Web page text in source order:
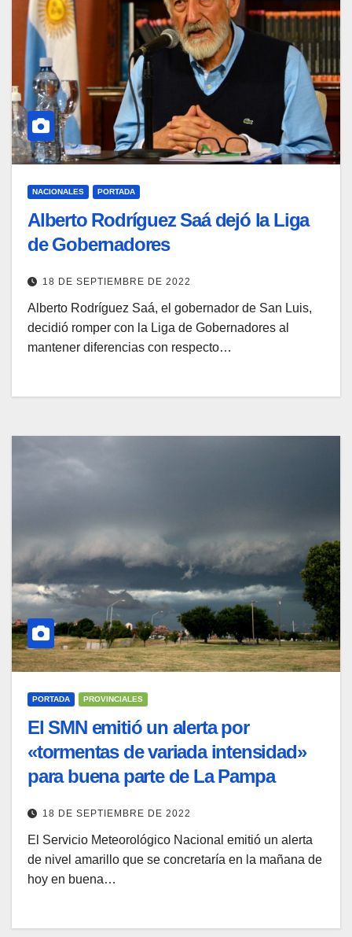
NACIONALES PORTADA
Alberto Rodríguez Saá dejó la Liga
de Gobernadores
18 DE SEPTIEMBRE DE 2022
Alberto Rodríguez Saá, el gobernador de San Luis,
decidió romper con la Liga de Gobernadores al
mantener diferencias con respecto…
PORTADA PROVINCIALES
El SMN emitió un alerta por
«tormentas de variada intensidad»
para buena parte de La Pampa
18 DE SEPTIEMBRE DE 2022
El Servicio Meteorológico Nacional emitió un alerta
de nivel amarillo que se concretaría en la mañana de
hoy en buena…